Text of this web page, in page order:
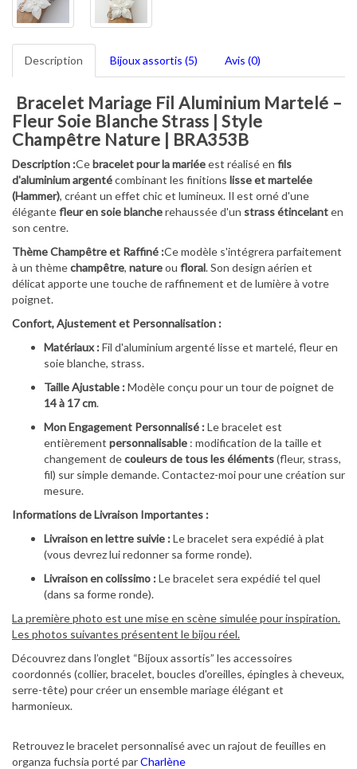
Description Bijoux assortis (5) Avis (0)
Bracelet Mariage Fil Aluminium Martelé –
Fleur Soie Blanche Strass | Style
Champêtre Nature | BRA353B
Description :Cebracelet pour la mariéeest réalisé en fils
d'aluminium argentécombinant les finitions lisse et martelée
(Hammer), créant un effet chic et lumineux. Il est orné d'une
élégantefleur en soie blancherehaussée d'un strass étincelanten
son centre.
Thème Champêtre et Raffiné :Ce modèle s'intégrera parfaitement
à un thèmechampêtre, natureou floral. Son design aérien et
délicat apporte une touche de raffinement et de lumière à votre
poignet.
Confort, Ajustement et Personnalisation :
Matériaux :Fil d'aluminium argenté lisse et martelé, fleur en
soie blanche, strass.
Taille Ajustable :Modèle conçu pour un tour de poignet de
14 à 17 cm.
Mon Engagement Personnalisé :Le bracelet est
entièrement personnalisable : modification de la taille et
changement decouleurs de tous les éléments(fleur, strass,
fil) sur simple demande. Contactez-moi pour une création sur
mesure.
Informations de Livraison Importantes :
Livraison en lettre suivie :Le bracelet sera expédié à plat
(vous devrez lui redonner sa forme ronde).
Livraison en colissimo :Le bracelet sera expédié tel quel
(dans sa forme ronde).
La première photo est une mise en scène simulée pour inspiration.
Les photos suivantes présentent le bijou réel.
Découvrez dans l’onglet “Bijoux assortis” les accessoires
coordonnés (collier, bracelet, boucles d'oreilles, épingles à cheveux,
serre-tête) pour créer un ensemble mariage élégant et
harmonieux.
Retrouvez le bracelet personnalisé avec un rajout de feuilles en
organza fuchsia porté parCharlène